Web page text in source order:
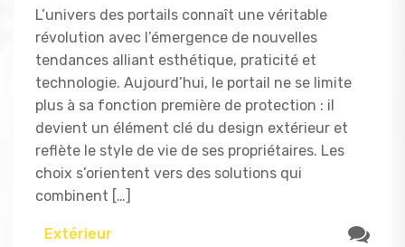
L’univers des portails connaît une véritable
révolution avec l’émergence de nouvelles
tendances alliant esthétique, praticité et
technologie. Aujourd’hui, le portail ne se limite
plus à sa fonction première de protection : il
devient un élément clé du design extérieur et
reflète le style de vie de ses propriétaires. Les
choix s’orientent vers des solutions qui
combinent […]
Extérieur